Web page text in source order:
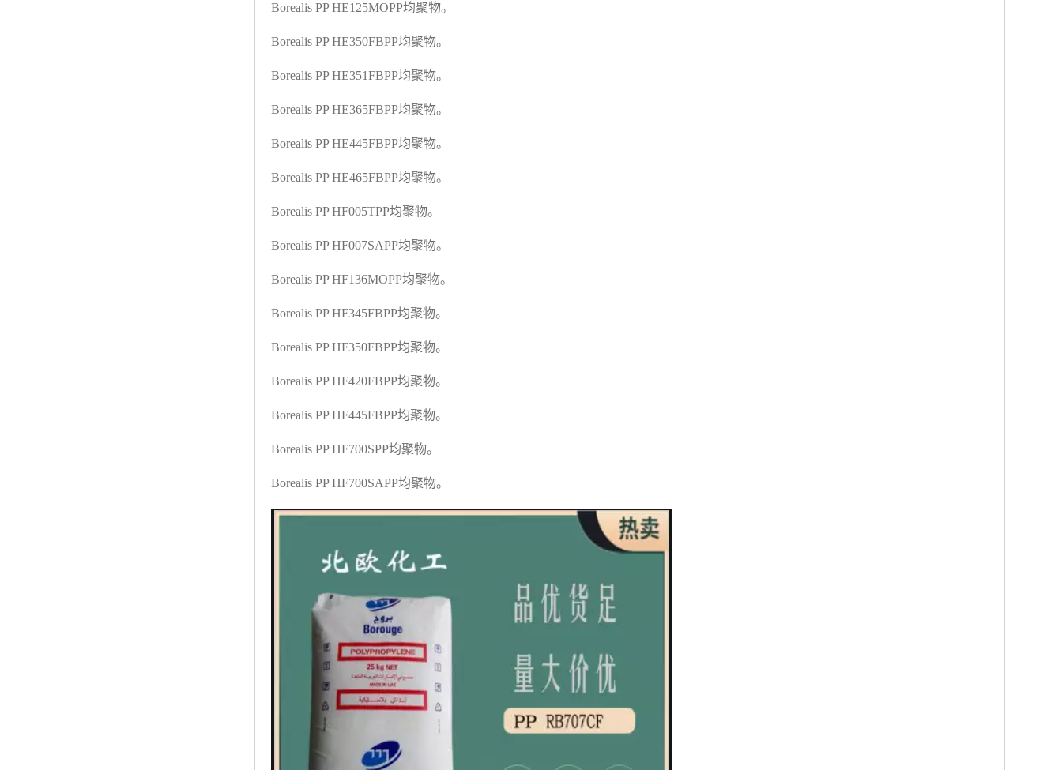
Borealis PP HE125MOPP均聚物。
Borealis PP HE350FBPP均聚物。
Borealis PP HE351FBPP均聚物。
Borealis PP HE365FBPP均聚物。
Borealis PP HE445FBPP均聚物。
Borealis PP HE465FBPP均聚物。
Borealis PP HF005TPP均聚物。
Borealis PP HF007SAPP均聚物。
Borealis PP HF136MOPP均聚物。
Borealis PP HF345FBPP均聚物。
Borealis PP HF350FBPP均聚物。
Borealis PP HF420FBPP均聚物。
Borealis PP HF445FBPP均聚物。
Borealis PP HF700SPP均聚物。
Borealis PP HF700SAPP均聚物。